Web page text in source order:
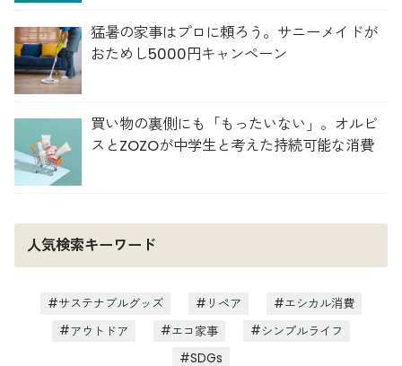
猛暑の家事はプロに頼ろう。サニーメイドが
おためし5000円キャンペーン
買い物の裏側にも「もったいない」。オルビ
スとZOZOが中学生と考えた持続可能な消費
人気検索キーワード
サステナブルグッズ リペア
エシカル消費
アウトドア
エコ家事
シンプルライフ
SDGs